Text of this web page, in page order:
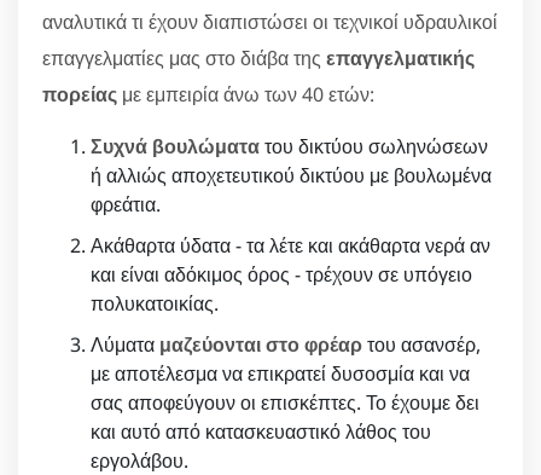
αναλυτικά τι έχουν διαπιστώσει οι τεχνικοί υδραυλικοί
επαγγελματίες μας στο διάβα της επαγγελματικής
πορείας με εμπειρία άνω των 40 ετών:
Συχνά βουλώματατου δικτύου σωληνώσεων
ή αλλιώς αποχετευτικού δικτύου με βουλωμένα
φρεάτια.
Ακάθαρτα ύδατα - τα λέτε και ακάθαρτα νερά αν
και είναι αδόκιμος όρος - τρέχουν σε υπόγειο
πολυκατοικίας.
Λύματα μαζεύονται στο φρέαρτου ασανσέρ,
με αποτέλεσμα να επικρατεί δυσοσμία και να
σας αποφεύγουν οι επισκέπτες. Το έχουμε δει
και αυτό από κατασκευαστικό λάθος του
εργολάβου.